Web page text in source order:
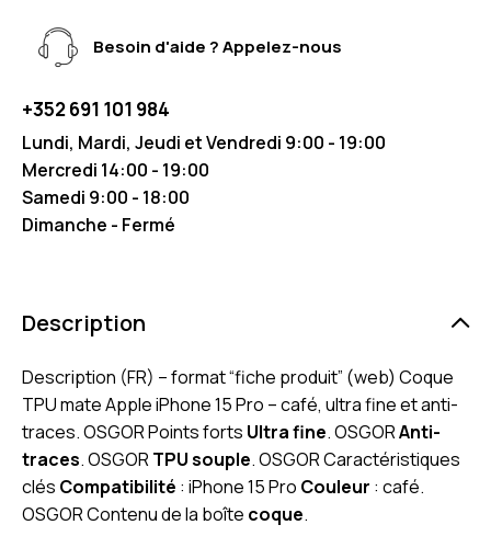
Besoin d'aide ? Appelez-nous
+352 691 101 984
Lundi, Mardi, Jeudi et Vendredi 9:00 - 19:00
Mercredi 14:00 - 19:00
Samedi 9:00 - 18:00
Dimanche - Fermé
Description
Description (FR) – format “fiche produit” (web) Coque
TPU mate Apple iPhone 15 Pro – café, ultra fine et anti-
traces. OSGOR Points forts Ultra fine. OSGORAnti-
traces. OSGORTPU souple. OSGOR Caractéristiques
clés Compatibilité : iPhone 15 Pro Couleur : café.
OSGOR Contenu de la boîte coque.